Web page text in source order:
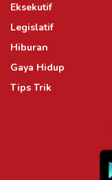
Eksekutif
Legislatif
Hiburan
Gaya Hidup
Tips Trik